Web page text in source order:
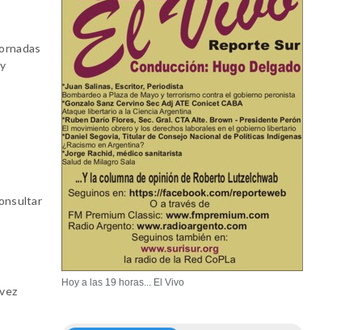
Hoy a las 19 horas... El Vivo